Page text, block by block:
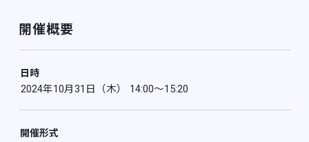
開催概要
日時
2024年10月31日（木） 14:00〜15:20
開催形式